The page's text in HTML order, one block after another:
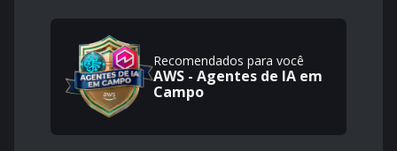
Recomendados para você
AWS - Agentes de IA em
Campo